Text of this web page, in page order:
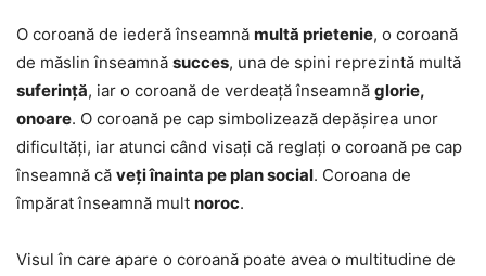
O coroană de iederă înseamnă multă prietenie, o coroană
de măslin înseamnă succes, una de spini reprezintă multă
suferință, iar o coroană de verdeață înseamnă glorie,
onoare. O coroană pe cap simbolizează depășirea unor
dificultăți, iar atunci când visați că reglați o coroană pe cap
înseamnă că veți înainta pe plan social. Coroana de
împărat înseamnă mult noroc.
Visul în care apare o coroană poate avea o multitudine de